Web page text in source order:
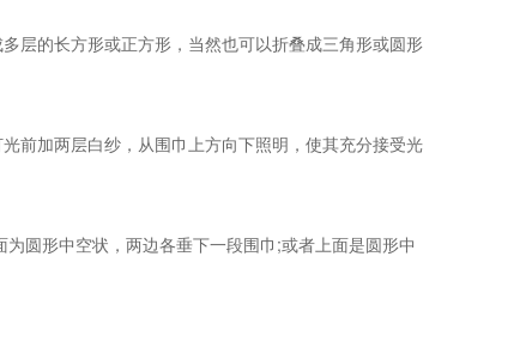
层的长方形或正方形，当然也可以折叠成三角形或圆形
前加两层白纱，从围巾上方向下照明，使其充分接受光
圆形中空状，两边各垂下一段围巾;或者上面是圆形中